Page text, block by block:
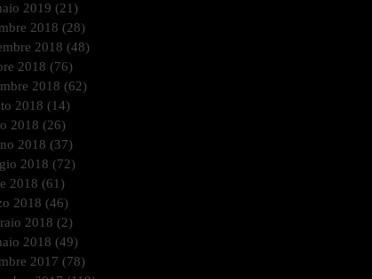
2019 (21)
2018 (28)
2018 (48)
2018 (76)
2018 (62)
2018 (14)
2018 (26)
2018 (37)
2018 (72)
2018 (61)
2018 (46)
2018 (2)
2018 (49)
2017 (78)